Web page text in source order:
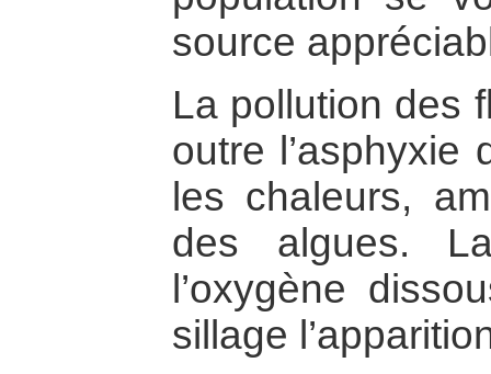
source
La pollution des
outre l’asphyxie
les chaleurs,
des algues.
l’oxygène
sillage